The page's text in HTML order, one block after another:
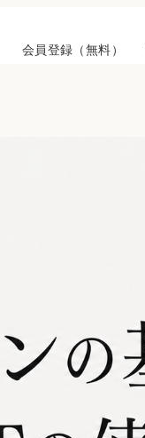
会員登録（無料）